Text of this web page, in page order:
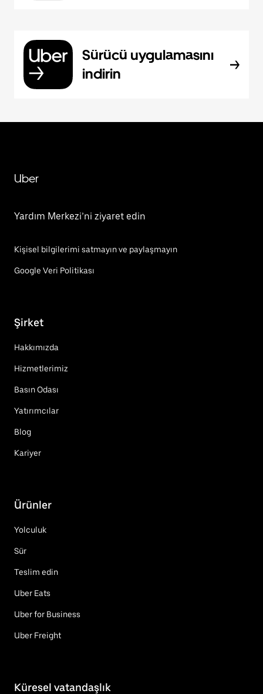
Sürücü uygulamasını
indirin
Uber
Yardım Merkezi’ni ziyaret edin
Kişisel bilgilerimi satmayın ve paylaşmayın
Google Veri Politikası
Şirket
Hakkımızda
Hizmetlerimiz
Basın Odası
Yatırımcılar
Blog
Kariyer
Ürünler
Yolculuk
Sür
Teslim edin
Uber Eats
Uber for Business
Uber Freight
Küresel vatandaşlık